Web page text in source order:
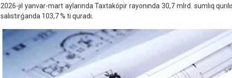
2026-jıl yanvar-mart aylarında Taxtakópir rayonında 30,7 mlrd. sumlıq
salıstırǵanda 103,7 % ti quradı.